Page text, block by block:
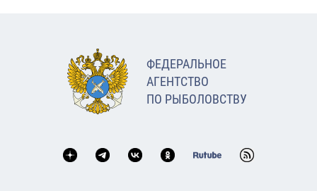
ФЕДЕРАЛЬНОЕ
АГЕНТСТВО
ПО РЫБОЛОВСТВУ